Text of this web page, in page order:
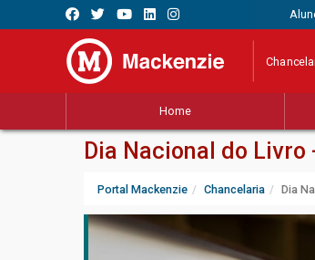
Home
Dia Nacional do
Portal Mackenzie Chancelaria Dia